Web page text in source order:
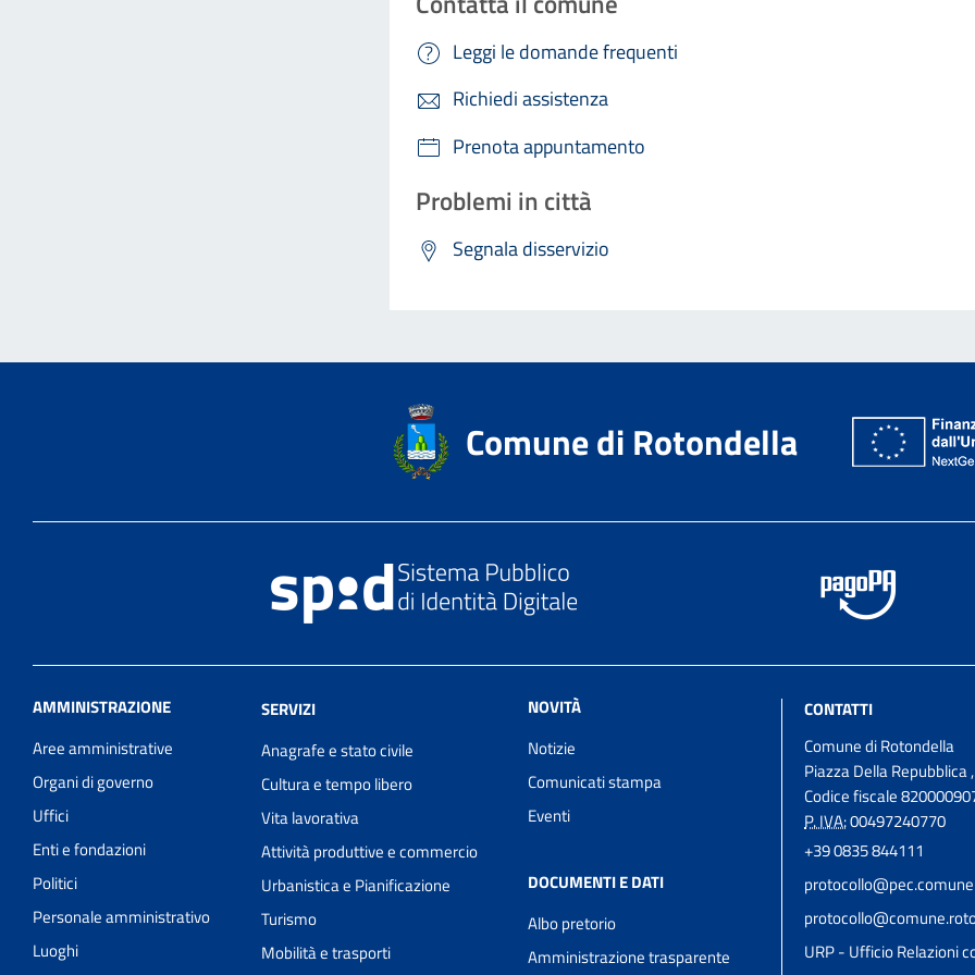
Leggi le domande frequenti
Richiedi assistenza
Prenota appuntamento
Problemi in città
Segnala disservizio
Comune di Rotondella
AMMINISTRAZIONE
Aree amministrative
Organi di governo
Uffici
Enti e fondazioni
Politici
Personale amministrativo
Luoghi
SERVIZI
Anagrafe e stato civile
Cultura e tempo libero
Vita lavorativa
Attività produttive e commercio
Urbanistica e Pianificazione
Turismo
Mobilità e trasporti
NOVITÀ
Notizie
Comunicati stampa
Eventi
DOCUMENTI E DATI
Albo pretorio
Amministrazione trasparente
CONTATTI
Comune di Rotondella
Piazza Della Repubblica
Codice fiscale
P. IVA:00497240770
+39 0835 844111
URP - Ufficio Relazioni